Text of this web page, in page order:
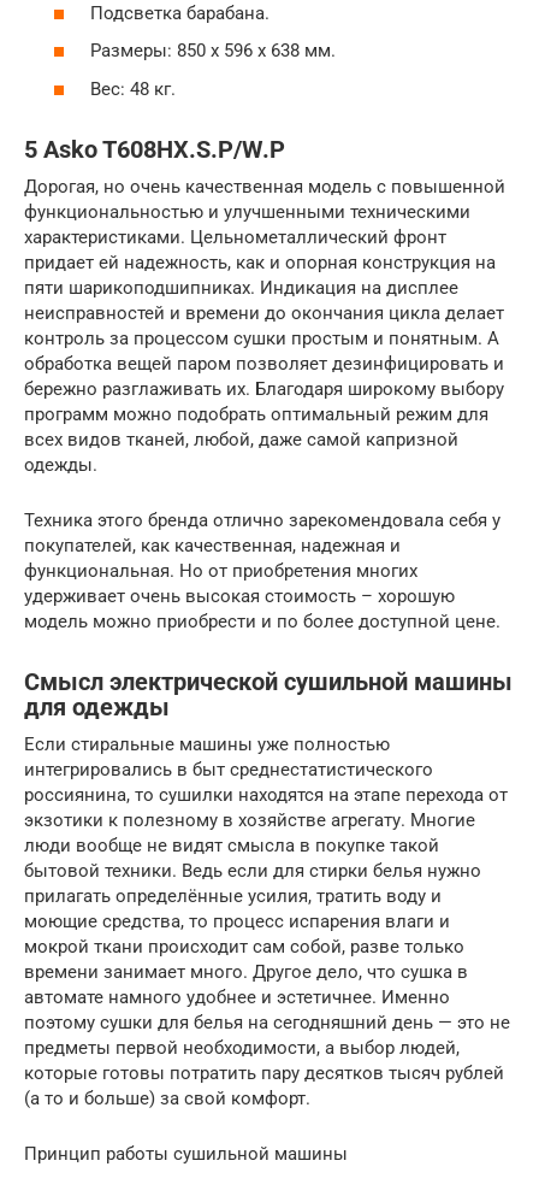
Подсветка барабана.
Размеры: 850 х 596 х 638 мм.
Вес: 48 кг.
5 Asko T608HX.S.P/W.P
Дорогая, но очень качественная модель с повышенной
функциональностью и улучшенными техническими
характеристиками. Цельнометаллический фронт
придает ей надежность, как и опорная конструкция на
пяти шарикоподшипниках. Индикация на дисплее
неисправностей и времени до окончания цикла делает
контроль за процессом сушки простым и понятным. А
обработка вещей паром позволяет дезинфицировать и
бережно разглаживать их. Благодаря широкому выбору
программ можно подобрать оптимальный режим для
всех видов тканей, любой, даже самой капризной
одежды.
Техника этого бренда отлично зарекомендовала себя у
покупателей, как качественная, надежная и
функциональная. Но от приобретения многих
удерживает очень высокая стоимость – хорошую
модель можно приобрести и по более доступной цене.
Смысл электрической сушильной машины
для одежды
Если стиральные машины уже полностью
интегрировались в быт среднестатистического
россиянина, то сушилки находятся на этапе перехода от
экзотики к полезному в хозяйстве агрегату. Многие
люди вообще не видят смысла в покупке такой
бытовой техники. Ведь если для стирки белья нужно
прилагать определённые усилия, тратить воду и
моющие средства, то процесс испарения влаги и
мокрой ткани происходит сам собой, разве только
времени занимает много. Другое дело, что сушка в
автомате намного удобнее и эстетичнее. Именно
поэтому сушки для белья на сегодняшний день — это не
предметы первой необходимости, а выбор людей,
которые готовы потратить пару десятков тысяч рублей
(а то и больше) за свой комфорт.
Принцип работы сушильной машины